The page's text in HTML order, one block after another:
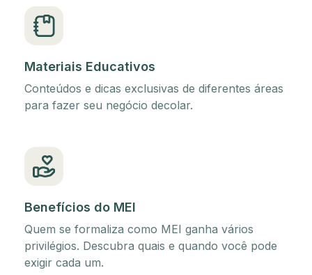
Materiais Educativos
Conteúdos e dicas exclusivas de diferentes áreas
para fazer seu negócio decolar.
Benefícios do MEI
Quem se formaliza como MEI ganha vários
privilégios. Descubra quais e quando você pode
exigir cada um.